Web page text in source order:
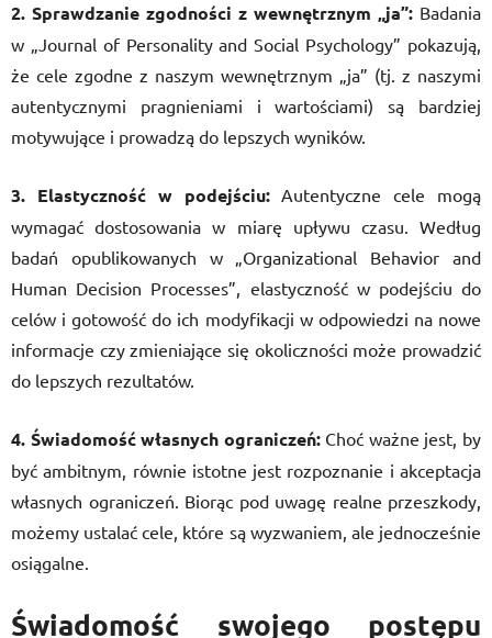
2. Sprawdzanie zgodności z wewnętrznym „ja”: Badania
w „Journal of Personality and Social Psychology” pokazują,
że cele zgodne z naszym wewnętrznym „ja” (tj. z naszymi
autentycznymi pragnieniami i wartościami) są bardziej
motywujące i prowadzą do lepszych wyników.
3. Elastyczność w podejściu:Autentyczne cele mogą
wymagać dostosowania w miarę upływu czasu. Według
badań opublikowanych w „Organizational Behavior and
Human Decision Processes”, elastyczność w podejściu do
celów i gotowość do ich modyfikacji w odpowiedzi na nowe
informacje czy zmieniające się okoliczności może prowadzić
do lepszych rezultatów.
4. Świadomość własnych ograniczeń:Choć ważne jest, by
być ambitnym, równie istotne jest rozpoznanie i akceptacja
własnych ograniczeń. Biorąc pod uwagę realne przeszkody,
możemy ustalać cele, które są wyzwaniem, ale jednocześnie
osiągalne.
Świadomość swojego postępu